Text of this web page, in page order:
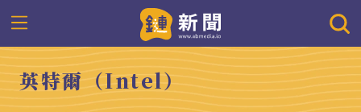
英特爾（Intel）